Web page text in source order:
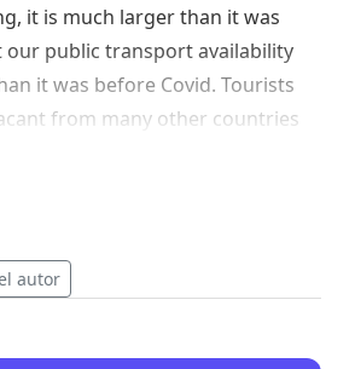
it is much larger than it was
our public transport availability
it was before Covid. Tourists
from many other countries
& August.
who tell us that the service is
of the bus operator Vectalia.
autor